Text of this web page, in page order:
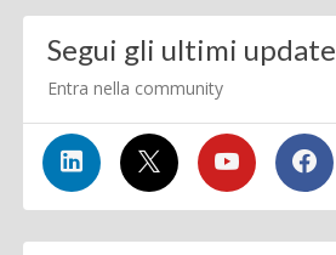
Segui gli ultimi update
Entra nella community